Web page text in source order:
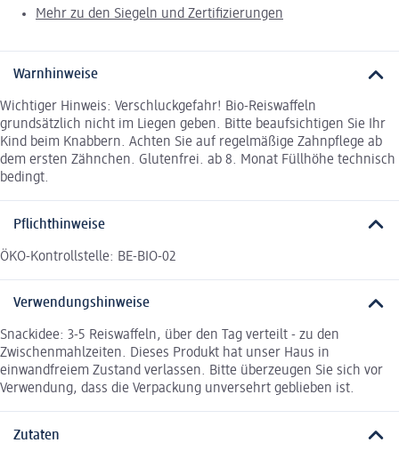
Mehr zu den Siegeln und Zertifizierungen
Warnhinweise
Wichtiger Hinweis: Verschluckgefahr! Bio-Reiswaffeln
grundsätzlich nicht im Liegen geben. Bitte beaufsichtigen Sie Ihr
Kind beim Knabbern. Achten Sie auf regelmäßige Zahnpflege ab
dem ersten Zähnchen. Glutenfrei. ab 8. Monat Füllhöhe technisch
bedingt.
Pflichthinweise
ÖKO-Kontrollstelle: BE-BIO-02
Verwendungshinweise
Snackidee: 3-5 Reiswaffeln, über den Tag verteilt - zu den
Zwischenmahlzeiten. Dieses Produkt hat unser Haus in
einwandfreiem Zustand verlassen. Bitte überzeugen Sie sich vor
Verwendung, dass die Verpackung unversehrt geblieben ist.
Zutaten